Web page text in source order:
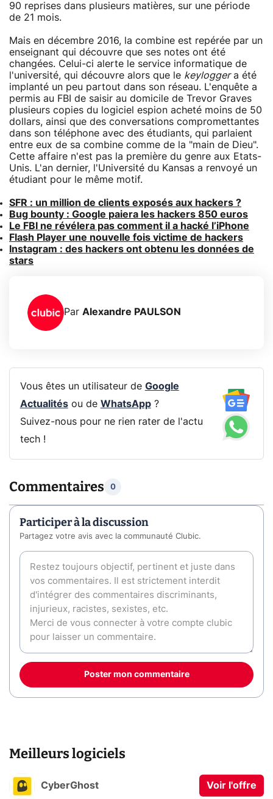
90 reprises dans plusieurs matières, sur une période
de 21 mois.
Mais en décembre 2016, la combine est repérée par un
enseignant qui découvre que ses notes ont été
changées. Celui-ci alerte le service informatique de
l'université, qui découvre alors que le keyloggera été
implanté un peu partout dans son réseau. L'enquête a
permis au FBI de saisir au domicile de Trevor Graves
plusieurs copies du logiciel espion acheté moins de 50
dollars, ainsi que des conversations compromettantes
dans son téléphone avec des étudiants, qui parlaient
entre eux de sa combine comme de la "main de Dieu".
Cette affaire n'est pas la première du genre aux Etats-
Unis. L'an dernier, l'Université du Kansas a renvoyé un
étudiant pour le même motif.
SFR : un million de clients exposés aux hackers ?
Bug bounty : Google paiera les hackers 850 euros
Le FBI ne révélera pas comment il a hacké l’iPhone
Flash Player une nouvelle fois victime de hackers
Instagram : des hackers ont obtenu les données de
stars
Par Alexandre PAULSON
Vous êtes un utilisateur de Google
Actualitésou de WhatsApp?
Suivez-nous pour ne rien rater de l'actu
tech !
Commentaires 0
Participer à la discussion
Partagez votre avis avec la communauté Clubic.
Poster mon commentaire
Meilleurs logiciels
CyberGhost Voir l'offre